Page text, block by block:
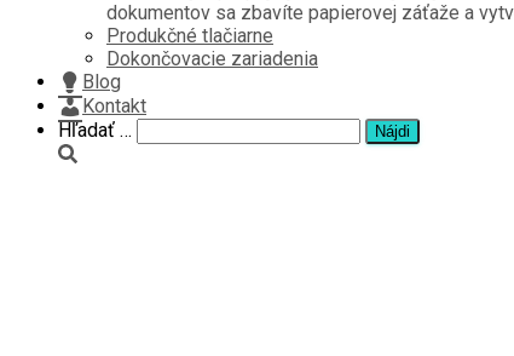
dokumentov sa zbavíte papierovej záťaže a
Produkčné tlačiarne
Dokončovacie zariadenia
Blog
Kontakt
Hľadať:
Hľadať …